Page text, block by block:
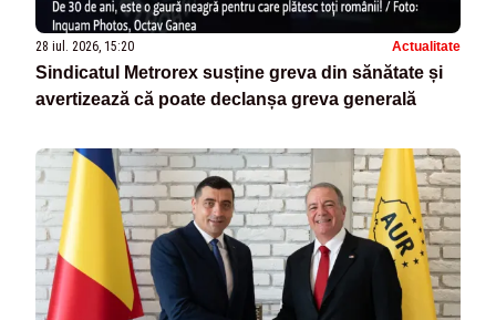
28 iul. 2026, 15:20 Actualitate
Sindicatul Metrorex susține greva din sănătate și
avertizează că poate declanșa greva generală